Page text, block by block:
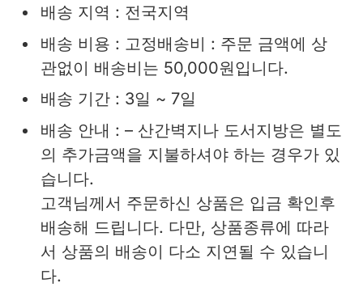
배송 지역 : 전국지역
배송 비용 : 고정배송비 : 주문 금액에 상
관없이 배송비는 50,000원입니다.
배송 기간 : 3일 ~ 7일
배송 안내 : – 산간벽지나 도서지방은 별도
의 추가금액을 지불하셔야 하는 경우가 있
습니다.
고객님께서 주문하신 상품은 입금 확인후
배송해 드립니다. 다만, 상품종류에 따라
서 상품의 배송이 다소 지연될 수 있습니
다.